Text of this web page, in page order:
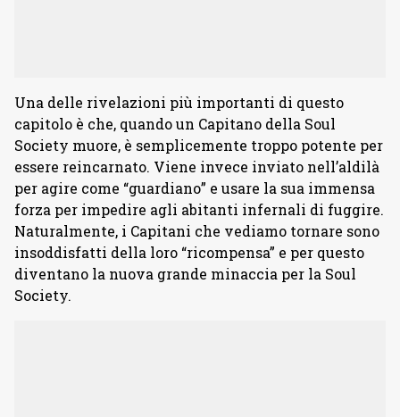
Una delle rivelazioni più importanti di questo
capitolo è che, quando un Capitano della Soul
Society muore, è semplicemente troppo potente per
essere reincarnato. Viene invece inviato nell’aldilà
per agire come “guardiano” e usare la sua immensa
forza per impedire agli abitanti infernali di fuggire.
Naturalmente, i Capitani che vediamo tornare sono
insoddisfatti della loro “ricompensa” e per questo
diventano la nuova grande minaccia per la Soul
Society.